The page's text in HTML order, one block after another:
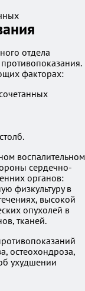
отдела
факторах:
воспалительном
сердечно-
органов:
физкультуру в
высокой
опухолей в
тканей.
остеохондроза,
ухудшении